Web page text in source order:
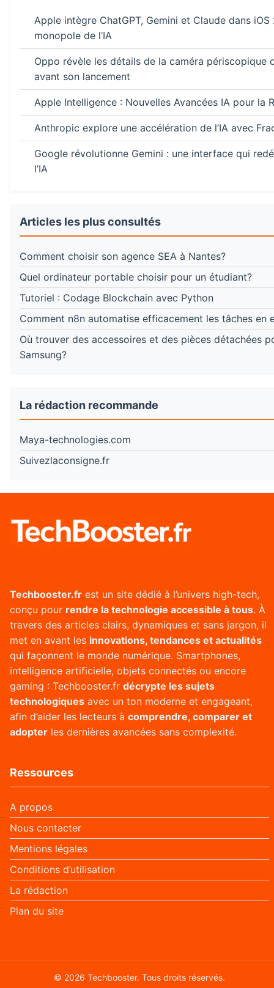
Apple intègre ChatGPT, Gemini et Claude dans
monopole de l’IA
Oppo révèle les détails de la caméra périscopique
avant son lancement
Apple Intelligence : Nouvelles Avancées IA pour la
Anthropic explore une accélération de l’IA avec
Google révolutionne Gemini : une interface qui
l’IA
Articles les plus consultés
Comment choisir son agence SEA à Nantes?
Quel ordinateur portable choisir pour un étudiant?
Tutoriel : Codage Blockchain avec Python
Comment n8n automatise efficacement les tâches en
Où trouver des accessoires et des pièces détachées
Samsung?
La rédaction recommande
Maya-technologies.com
Suivezlaconsigne.fr
Techbooster.fr est un site dédié à l’univers high-tech,
conçu pour rendre la technologie accessible à tous. À
travers des articles clairs, dynamiques et sans jargon, il
met en avant les innovations, tendances et actualités
qui façonnent le monde numérique. Smartphones,
intelligence artificielle, objets connectés ou encore
gaming : Techbooster.fr décrypte les sujets
technologiques avec un ton moderne et engageant,
afin d’aider les lecteurs à comprendre, comparer et
adopter les dernières avancées sans complexité.
Ressources
A propos
Nous contacter
Mentions légales
Conditions d’utilisation
La rédaction
Plan du site
© 2026 Techbooster. Tous droits réservés.